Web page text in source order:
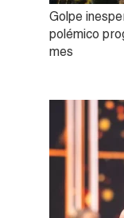
Golpe
polémico
mes